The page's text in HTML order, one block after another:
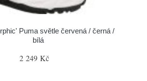
Puma světle červená / černá /
bílá
2 249 Kč